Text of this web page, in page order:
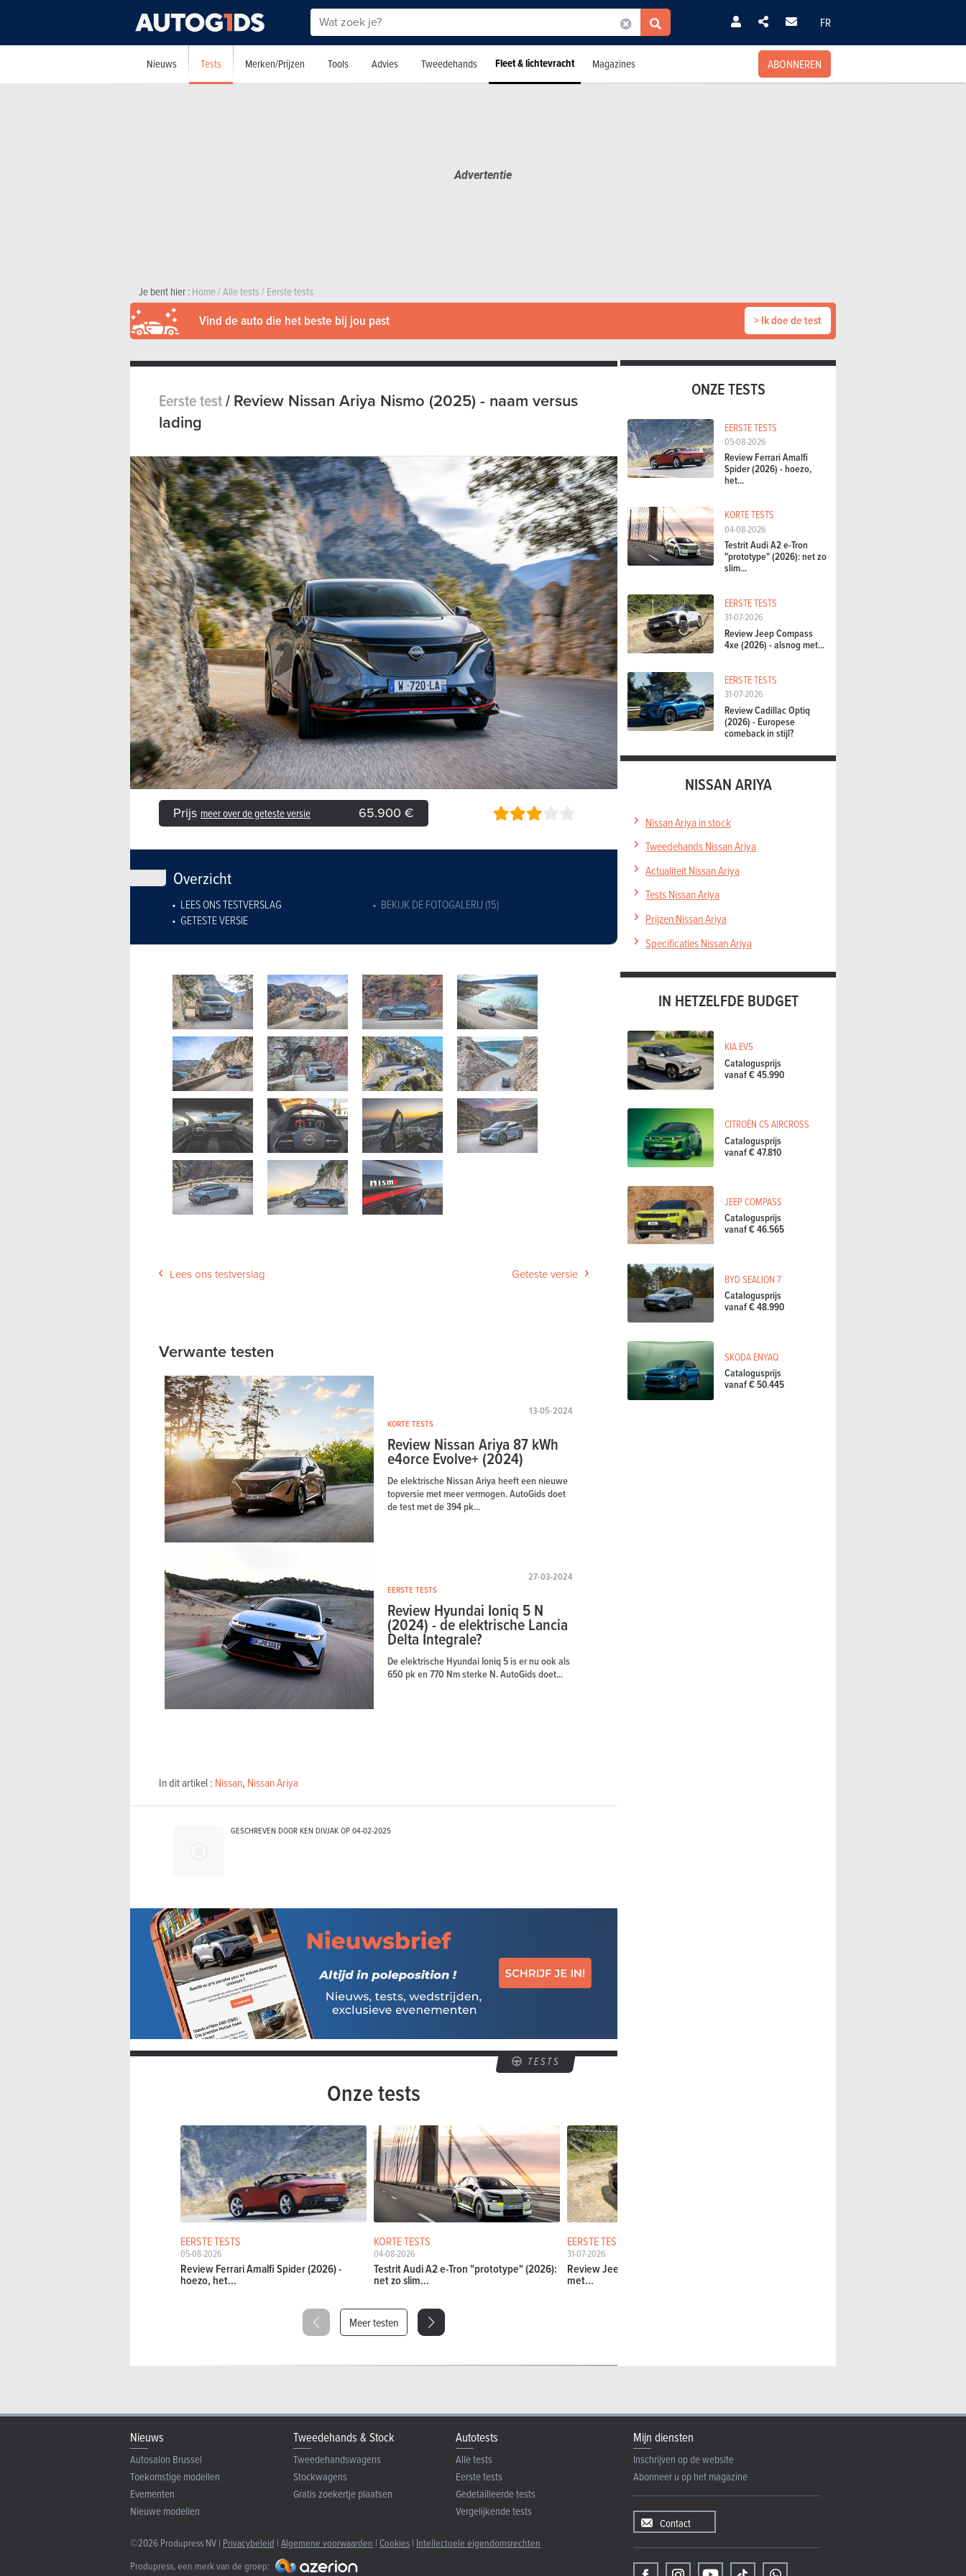
FR
Nieuws Tests Merken/Prijzen Tools Advies Tweedehands Fleet & lichtevracht Magazines ABONNEREN
Je bent hier :Home/Alle tests/Eerste tests
Vind de auto die het beste bij jou past > Ik doe de test
Eerste test/Review Nissan Ariya Nismo (2025) - naam versus
lading
Prijs meer over de geteste versie 65.900 €
Overzicht
LEES ONS TESTVERSLAG
BEKIJK DE FOTOGALERIJ (15)
GETESTE VERSIE
Lees ons testverslag Geteste versie
Verwante testen
13-05-2024
KORTE TESTS
Review Nissan Ariya 87 kWh
e4orce Evolve+ (2024)
De elektrische Nissan Ariya heeft een nieuwe
topversie met meer vermogen. AutoGids doet
de test met de 394 pk...
27-03-2024
EERSTE TESTS
Review Hyundai Ioniq 5 N
(2024) - de elektrische Lancia
Delta Integrale?
De elektrische Hyundai Ioniq 5 is er nu ook als
650 pk en 770 Nm sterke N. AutoGids doet...
In dit artikel : Nissan, Nissan Ariya
GESCHREVEN DOOR KEN DIVJAK OP04-02-2025
TESTS
Onze tests
EERSTE TESTS
05-08-2026
Review Ferrari Amalfi Spider (2026) -
hoezo, het...
KORTE TESTS
04-08-2026
Testrit Audi A2 e-Tron "prototype" (2026):
net zo slim...
EERSTE TESTS
31-07-2026
Review Jeep Compass 4xe (2026) - alsnog
met...
Meer testen
ONZE TESTS
EERSTE TESTS
05-08-2026
Review Ferrari Amalfi
Spider (2026) - hoezo,
het...
KORTE TESTS
04-08-2026
Testrit Audi A2 e-Tron
"prototype" (2026): net zo
slim...
EERSTE TESTS
31-07-2026
Review Jeep Compass
4xe (2026) - alsnog met...
EERSTE TESTS
31-07-2026
Review Cadillac Optiq
(2026) - Europese
comeback in stijl?
NISSAN ARIYA
Nissan Ariya in stock
Tweedehands Nissan Ariya
Actualiteit Nissan Ariya
Tests Nissan Ariya
Prijzen Nissan Ariya
Specificaties Nissan Ariya
IN HETZELFDE BUDGET
KIA EV5
Catalogusprijs
vanaf € 45.990
CITROËN C5 AIRCROSS
Catalogusprijs
vanaf € 47.810
JEEP COMPASS
Catalogusprijs
vanaf € 46.565
BYD SEALION 7
Catalogusprijs
vanaf € 48.990
SKODA ENYAQ
Catalogusprijs
vanaf € 50.445
Nieuws
Autosalon Brussel
Toekomstige modellen
Evementen
Nieuwe modellen
Tweedehands & Stock
Tweedehandswagens
Stockwagens
Gratis zoekertje plaatsen
Autotests
Alle tests
Eerste tests
Gedetailleerde tests
Vergelijkende tests
©2026 Produpress NV | Privacybeleid | Algemene voorwaarden | Cookies | Intellectuele eigendomsrechten
Produpress, een merk van de groep:
Mijn diensten
Inschrijven op de website
Abonneer u op het magazine
Contact